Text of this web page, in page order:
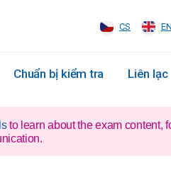
CS EN
Chuẩn bị kiểm tra Liên lạc
to learn about the exam content,